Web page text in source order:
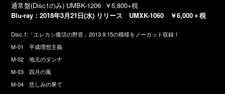
通常盤(Disc1のみ) UMBK-1206 ￥5,800+税
Blu-ray：2018年3月21日(水) リリース UMXK-1060 ￥6,000＋税
Disc.1:「エレカシ復活の野音」2013.9.15の模様をノーカット収録！
M-01 平成理想主義
M-02 地元のダンナ
M-03 四月の風
M-04 悲しみの果て